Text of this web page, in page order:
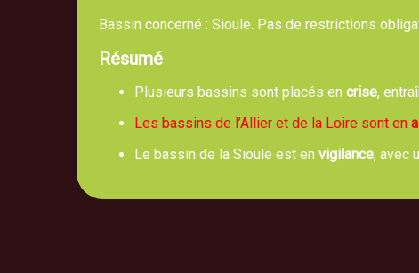
5, route de
04
Bassin concerné : Sioule. Pas de restrictions
Résumé
Plusieurs bassins sont placés en crise,
Les bassins de l’Allier et de la Loire sont en
Le bassin de la Sioule est en vigilance, avec